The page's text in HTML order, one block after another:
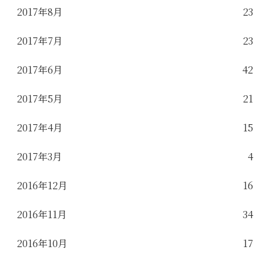
2017年8月 23
2017年7月 23
2017年6月 42
2017年5月 21
2017年4月 15
2017年3月 4
2016年12月 16
2016年11月 34
2016年10月 17